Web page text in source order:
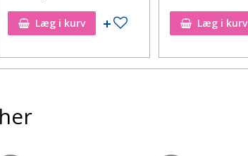
Læg i kurv Tilføj til ønskeseddelLæg i kurv